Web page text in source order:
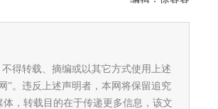
得转载、摘编或以其它方式使用上述
”。违反上述声明者，本网将保留追究
，转载目的在于传递更多信息，该文